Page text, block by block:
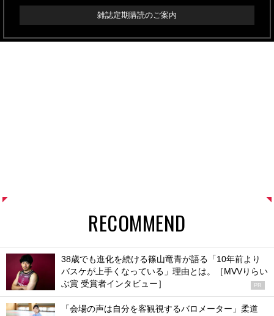
雑誌定期購読のご案内
RECOMMEND
38歳でも進化を続ける篠山竜青が語る「10年前より
バスケが上手くなっている」理由とは。［MVVりらい
ぶ賞 受賞者インタビュー］
PR
「会場の声は自分を客観視するバロメーター」柔道